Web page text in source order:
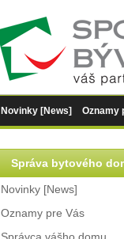
Novinky [News] Oznamy
Správa bytového
Novinky [News]
Oznamy pre Vás